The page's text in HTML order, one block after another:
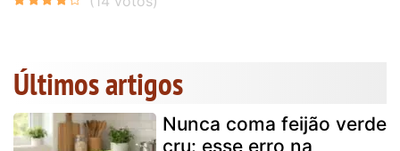
Últimos artigos
Nunca coma feijão verde
cru: esse erro na